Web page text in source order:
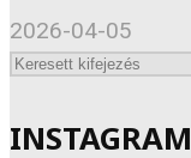
2026-04-05
INSTAGRAM